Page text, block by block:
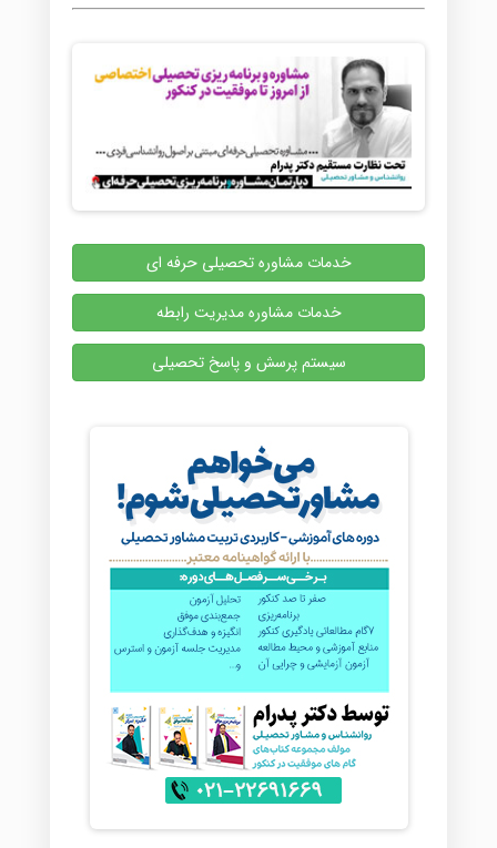
خدمات مشاوره تحصیلی حرفه ای
خدمات مشاوره مدیریت رابطه
سیستم پرسش و پاسخ تحصیلی